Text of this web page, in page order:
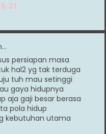
persiapan masa
hal2 yg tak terduga
tuh mau setinggi
gaya hidupnya
aja gaji besar berasa
pola hidup
kebutuhan utama